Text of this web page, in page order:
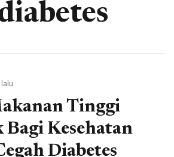
Tinggi
Bagi Kesehatan
Diabetes